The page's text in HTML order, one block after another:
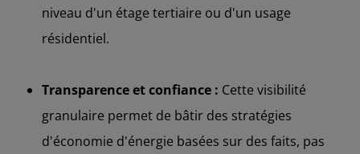
niveau d'un étage tertiaire ou d'un usage
résidentiel.
Transparence et confiance : Cette visibilité
granulaire permet de bâtir des stratégies
d'économie d'énergie basées sur des faits, pas